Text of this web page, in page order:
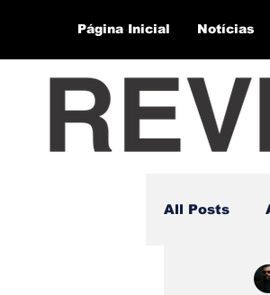
Página Inicial Notícias
All Posts